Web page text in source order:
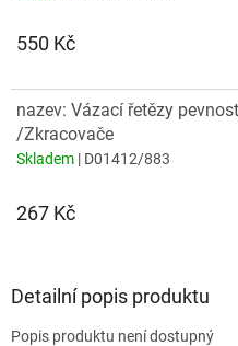
550 Kč
nazev: Vázací řetězy
/Zkracovače
Skladem | D01412/883
267 Kč
Detailní popis produktu
Popis produktu není dostupný